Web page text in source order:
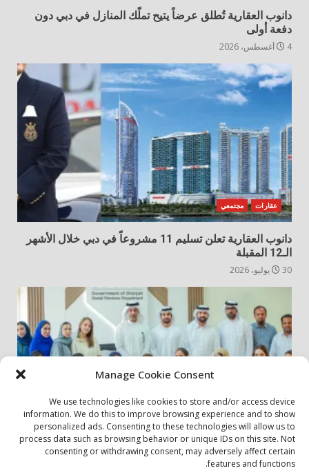
Manage Cookie Consent
We use technologies like cookies to store and/or access device
information. We do this to improve browsing experience and to show
personalized ads. Consenting to these technologies will allow us to
process data such as browsing behavior or unique IDs on this site. Not
consenting or withdrawing consent, may adversely affect certain
features and functions.
دانوب العقارية تُطلق عرضاً يتيح تملّك المنازل في دبي دون
دفعة أولى
4 أغسطس، 2026
عقارات مجتمعي
دانوب العقارية تعلن تسليم 11 مشروعاً في دبي خلال الأشهر
الـ12 المقبلة
30 يوليو، 2026
أخبار المجتمع مجتمعي
الشارقة لإدارة الأصول تنظم زيارة إلى دار رعاية المسنين